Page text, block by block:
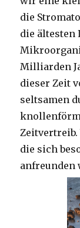
die
die ältesten
Milliarden
dieser Zeit
seltsamen
Zeitvertreib.
die sich
anfreunden